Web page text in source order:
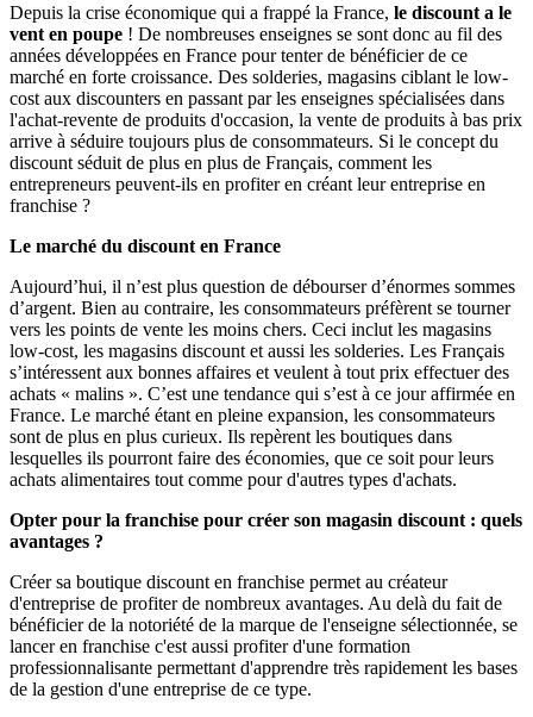
Depuis la crise économique qui a frappé la France, le discount a le
vent en poupe ! De nombreuses enseignes se sont donc au fil des
années développées en France pour tenter de bénéficier de ce
marché en forte croissance. Des solderies, magasins ciblant le low-
cost aux discounters en passant par les enseignes spécialisées dans
l'achat-revente de produits d'occasion, la vente de produits à bas prix
arrive à séduire toujours plus de consommateurs. Si le concept du
discount séduit de plus en plus de Français, comment les
entrepreneurs peuvent-ils en profiter en créant leur entreprise en
franchise ?
Le marché du discount en France
Aujourd’hui, il n’est plus question de débourser d’énormes sommes
d’argent. Bien au contraire, les consommateurs préfèrent se tourner
vers les points de vente les moins chers. Ceci inclut les magasins
low-cost, les magasins discount et aussi les solderies. Les Français
s’intéressent aux bonnes affaires et veulent à tout prix effectuer des
achats « malins ». C’est une tendance qui s’est à ce jour affirmée en
France. Le marché étant en pleine expansion, les consommateurs
sont de plus en plus curieux. Ils repèrent les boutiques dans
lesquelles ils pourront faire des économies, que ce soit pour leurs
achats alimentaires tout comme pour d'autres types d'achats.
Opter pour la franchise pour créer son magasin discount : quels
avantages ?
Créer sa boutique discount en franchise permet au créateur
d'entreprise de profiter de nombreux avantages. Au delà du fait de
bénéficier de la notoriété de la marque de l'enseigne sélectionnée, se
lancer en franchise c'est aussi profiter d'une formation
professionnalisante permettant d'apprendre très rapidement les bases
de la gestion d'une entreprise de ce type.